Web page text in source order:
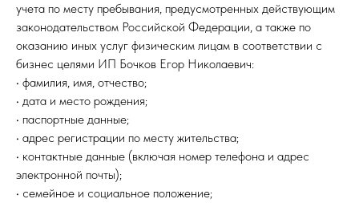
учета по месту пребывания, предусмотренных действующим
законодательством Российской Федерации, а также по
оказанию иных услуг физическим лицам в соответствии с
бизнес целями ИП Бочков Егор Николаевич:
• фамилия, имя, отчество;
• дата и место рождения;
• паспортные данные;
• адрес регистрации по месту жительства;
• контактные данные (включая номер телефона и адрес
электронной почты);
• семейное и социальное положение;